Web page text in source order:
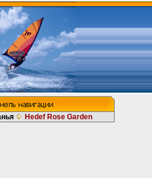
Hedef Rose Garden